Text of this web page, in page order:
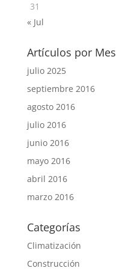
31
« Jul
Artículos por Mes
julio 2025
septiembre 2016
agosto 2016
julio 2016
junio 2016
mayo 2016
abril 2016
marzo 2016
Categorías
Climatización
Construcción